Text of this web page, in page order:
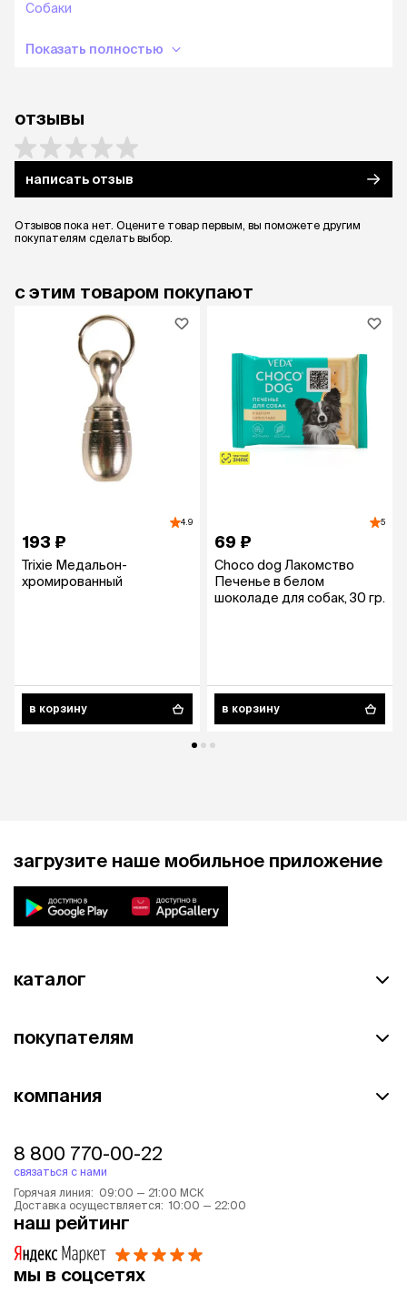
Собаки
Показать полностью
отзывы
написать отзыв
Отзывов пока нет. Оцените товар первым, вы поможете другим
покупателям сделать выбор.
с этим товаром покупают
4.9
193 ₽
Trixie Медальон-
хромированный
в корзину
5
69 ₽
Choco dog Лакомство
Печенье в белом
шоколаде для собак, 30 гр.
в корзину
загрузите наше мобильное приложение
каталог
покупателям
компания
8 800 770-00-22
связаться с нами
Горячая линия: 09:00 — 21:00 МСК
Доставка осуществляется: 10:00 — 22:00
наш рейтинг
мы в соцсетях